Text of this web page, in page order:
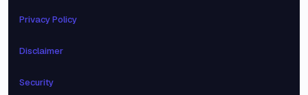
Privacy Policy
Disclaimer
Security